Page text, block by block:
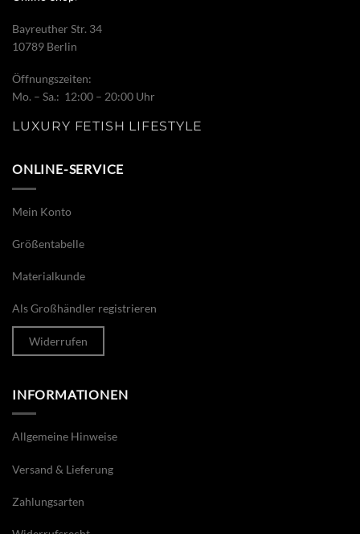
Bayreuther Str. 34
10789 Berlin
Öffnungszeiten:
Mo. – Sa.: 12:00 – 20:00 Uhr
LUXURY FETISH LIFESTYLE
ONLINE-SERVICE
Mein Konto
Größentabelle
Materialkunde
Als Großhändler registrieren
Widerrufen
INFORMATIONEN
Allgemeine Hinweise
Versand & Lieferung
Zahlungsarten